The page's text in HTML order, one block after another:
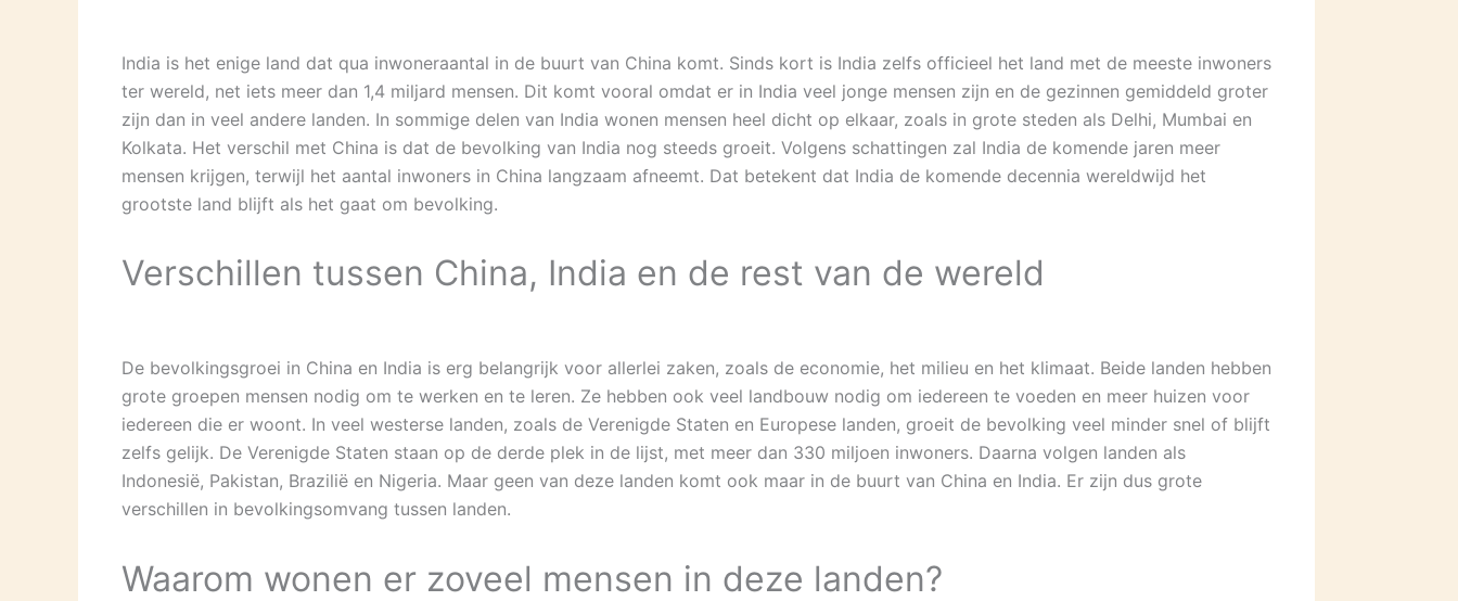
India is het enige land dat qua inwoneraantal in de buurt van China komt. Sinds kort is India zelfs officieel het land met de meeste inwoners
ter wereld, net iets meer dan 1,4 miljard mensen. Dit komt vooral omdat er in India veel jonge mensen zijn en de gezinnen gemiddeld groter
zijn dan in veel andere landen. In sommige delen van India wonen mensen heel dicht op elkaar, zoals in grote steden als Delhi, Mumbai en
Kolkata. Het verschil met China is dat de bevolking van India nog steeds groeit. Volgens schattingen zal India de komende jaren meer
mensen krijgen, terwijl het aantal inwoners in China langzaam afneemt. Dat betekent dat India de komende decennia wereldwijd het
grootste land blijft als het gaat om bevolking.
Verschillen tussen China, India en de rest van de wereld
De bevolkingsgroei in China en India is erg belangrijk voor allerlei zaken, zoals de economie, het milieu en het klimaat. Beide landen hebben
grote groepen mensen nodig om te werken en te leren. Ze hebben ook veel landbouw nodig om iedereen te voeden en meer huizen voor
iedereen die er woont. In veel westerse landen, zoals de Verenigde Staten en Europese landen, groeit de bevolking veel minder snel of blijft
zelfs gelijk. De Verenigde Staten staan op de derde plek in de lijst, met meer dan 330 miljoen inwoners. Daarna volgen landen als
Indonesië, Pakistan, Brazilië en Nigeria. Maar geen van deze landen komt ook maar in de buurt van China en India. Er zijn dus grote
verschillen in bevolkingsomvang tussen landen.
Waarom wonen er zoveel mensen in deze landen?